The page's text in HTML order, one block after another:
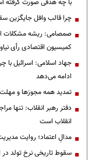
با چه هدفی صورت گرفته
چرا قالب وافل جایگزین
صمصامی: ریشه مشکلات
کمیسیون اقتصادی رأی
جهاد اسلامی: اسرائیل با
ادامه می‌دهد
تمدید همه مجوزها و
دفتر رهبر انقلاب: تنها
انقلاب است
مدالِ اعتماد؛ روایت